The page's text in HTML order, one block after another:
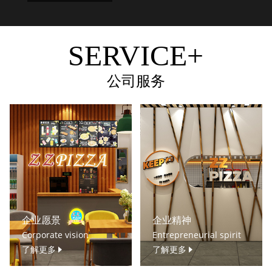
SERVICE+
公司服务
企业愿景
Corporate vision
了解更多
企业精神
Entrepreneurial spirit
了解更多